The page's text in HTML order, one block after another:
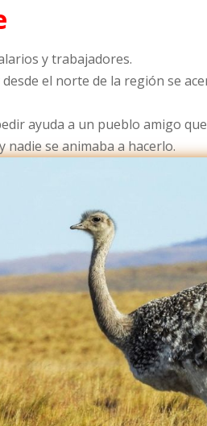
y trabajadores.
el norte de la región se
ayuda a un pueblo amigo
nadie se animaba a hacerlo.